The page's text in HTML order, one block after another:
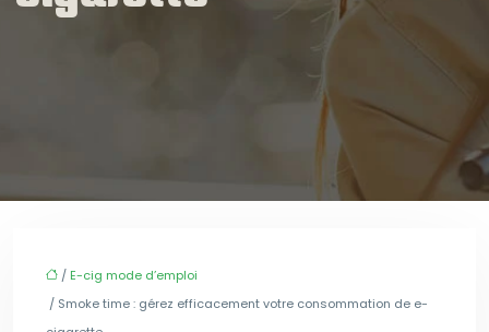
/ E-cig mode d’emploi
/ Smoke time : gérez efficacement votre consommation de e-